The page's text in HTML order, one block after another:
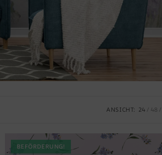
ANSICHT: 24 48
BEFÖRDERUNG!